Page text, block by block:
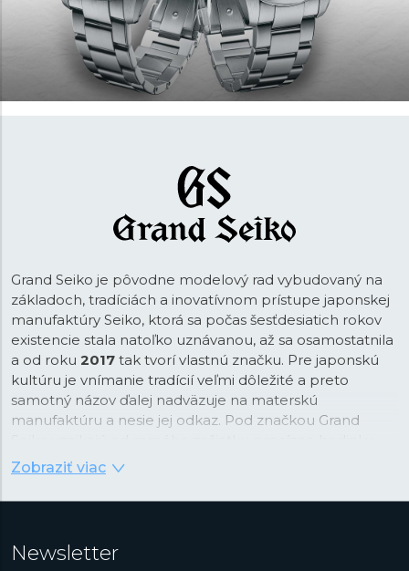
Grand Seiko je pôvodne modelový rad vybudovaný na
základoch, tradíciách a inovatívnom prístupe japonskej
manufaktúry Seiko, ktorá sa počas šesťdesiatich rokov
existencie stala natoľko uznávanou, až sa osamostatnila
a od roku 2017 tak tvorí vlastnú značku. Pre japonskú
kultúru je vnímanie tradícií veľmi dôležité a preto
samotný názov ďalej nadväzuje na materskú
manufaktúru a nesie jej odkaz. Pod značkou Grand
ktoré vynikajú svojím spracovaním a dizajnom podľa
pravidiel tzv.„Grammar of Design“
koncept estetiky je založený na ostrých uhloch a
jednotlivé elementy tvoria krásu celku. Grand Seiko
Zobraziť viac
Newsletter